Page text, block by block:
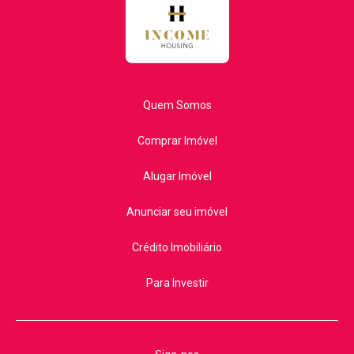
Quem Somos
Comprar Imóvel
Alugar Imóvel
Anunciar seu imóvel
Crédito Imobiliário
Para Investir